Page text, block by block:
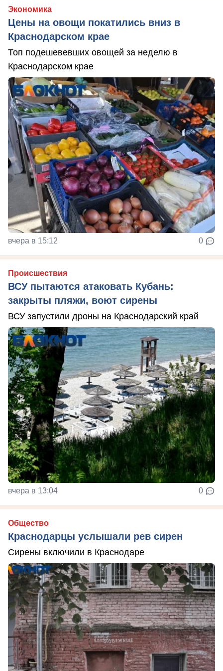
Экономика
Цены на овощи покатились вниз в
Краснодарском крае
Топ подешевевших овощей за неделю в
Краснодарском крае
вчера в 15:12 0
Происшествия
ВСУ пытаются атаковать Кубань:
закрыты пляжи, воют сирены
ВСУ запустили дроны на Краснодарский край
вчера в 13:04 0
Общество
Краснодарцы услышали рев сирен
Сирены включили в Краснодаре